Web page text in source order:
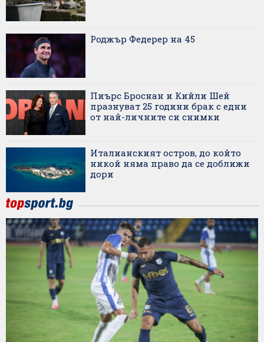
Роджър Федерер на 45
Пиърс Броснан и Кийли Шей
празнуват 25 години брак с едни
от най-личните си снимки
Италианският остров, до който
никой няма право да се доближи
дори